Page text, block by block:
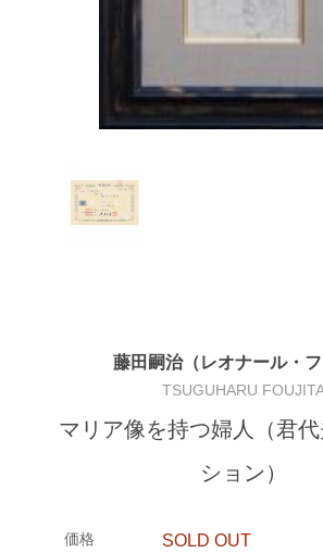
藤田嗣治（レオナール・フ
TSUGUHARU
マリア像を持つ婦人（君
ション）
価格 SOLD OUT